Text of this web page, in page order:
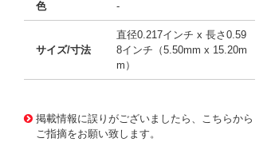
色 -
サイズ/寸法
直径0.217インチ x 長さ0.59
8インチ（5.50mm x 15.20m
m）
掲載情報に誤りがございましたら、こちらから
ご指摘をお願い致します。